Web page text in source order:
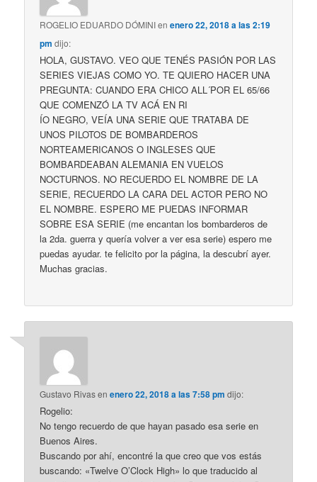
ROGELIO EDUARDO DÓMINIenenero 22, 2018 a las 2:19
pm dijo:
HOLA, GUSTAVO. VEO QUE TENÉS PASIÓN POR LAS
SERIES VIEJAS COMO YO. TE QUIERO HACER UNA
PREGUNTA: CUANDO ERA CHICO ALL´POR EL 65/66
QUE COMENZÓ LA TV ACÁ EN RI
ÍO NEGRO, VEÍA UNA SERIE QUE TRATABA DE
UNOS PILOTOS DE BOMBARDEROS
NORTEAMERICANOS O INGLESES QUE
BOMBARDEABAN ALEMANIA EN VUELOS
NOCTURNOS. NO RECUERDO EL NOMBRE DE LA
SERIE, RECUERDO LA CARA DEL ACTOR PERO NO
EL NOMBRE. ESPERO ME PUEDAS INFORMAR
SOBRE ESA SERIE (me encantan los bombarderos de
la 2da. guerra y quería volver a ver esa serie) espero me
puedas ayudar. te felicito por la página, la descubrí ayer.
Muchas gracias.
Gustavo Rivasenenero 22, 2018 a las 7:58 pm dijo:
Rogelio:
No tengo recuerdo de que hayan pasado esa serie en
Buenos Aires.
Buscando por ahí, encontré la que creo que vos estás
buscando: «Twelve O’Clock High» lo que traducido al